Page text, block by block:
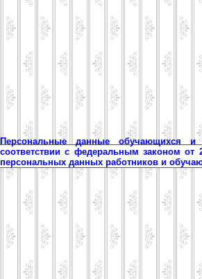
Персональные данные обучающихся и
соответствии с федеральным законом
персональных данных работников и